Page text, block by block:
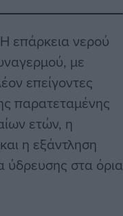
επάρκεια νερού
με
επείγοντες
παρατεταμένης
ετών, η
η εξάντληση
ύδρευσης στα όρια